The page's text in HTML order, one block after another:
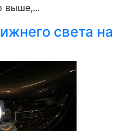
выше,...
света на